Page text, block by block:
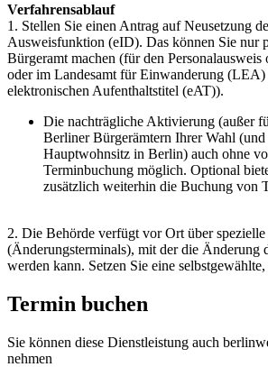
Verfahrensablauf
1. Stellen Sie einen Antrag auf Neusetzung
Ausweisfunktion (eID). Das können Sie nur
Bürgeramt machen (für den
oder im Landesamt für Einwanderung (LEA)
elektronischen Aufenthaltstitel (eAT)).
Die nachträgliche Aktivierung (außer
Berliner Bürgerämtern Ihrer Wahl
Hauptwohnsitz in Berlin) auch ohne
Terminbuchung möglich. Optional
zusätzlich weiterhin die Buchung von
2. Die Behörde verfügt vor Ort über
(Änderungsterminals), mit der die Änderung
werden kann. Setzen Sie eine
Termin buchen
Sie können diese Dienstleistung auch
nehmen